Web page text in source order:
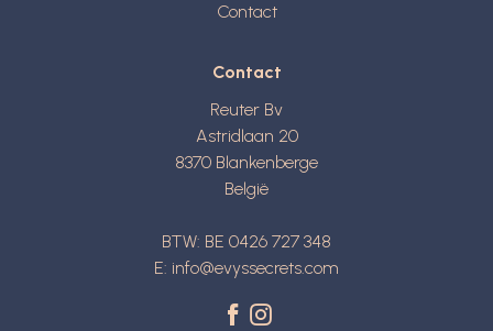
Contact
Contact
Reuter Bv
Astridlaan 20
8370 Blankenberge
België
BTW: BE 0426 727 348
E: info@evyssecrets.com